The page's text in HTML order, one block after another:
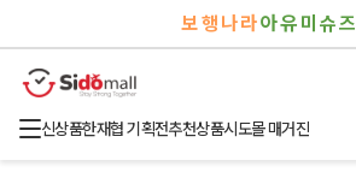
보행나라아유미슈즈
신상품한재협 기획전추천상품시도몰 매거진